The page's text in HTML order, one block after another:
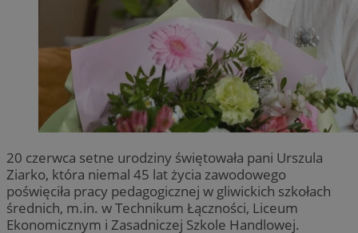
20 czerwca setne urodziny świętowała pani Urszula
Ziarko, która niemal 45 lat życia zawodowego
poświęciła pracy pedagogicznej w gliwickich szkołach
średnich, m.in. w Technikum Łączności, Liceum
Ekonomicznym i Zasadniczej Szkole Handlowej.